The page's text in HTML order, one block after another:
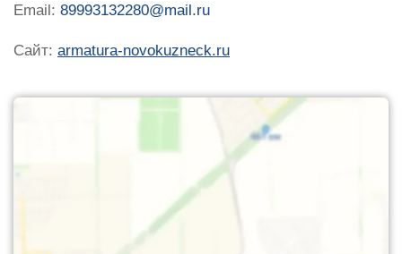
Email: 89993132280@mail.ru
Сайт: armatura-novokuzneck.ru